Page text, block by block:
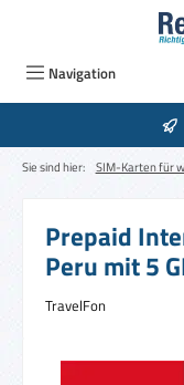
Zum Hauptinhalt springen
Navigation
Sie sind hier: SIM-Karten für
Prepaid
Peru mit 5
TravelFon